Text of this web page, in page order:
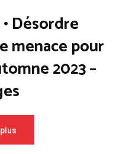
Désordre
menace pour
2023 –